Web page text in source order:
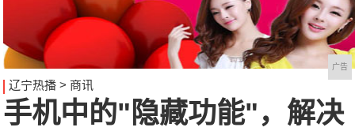
广告
辽宁热播> 商讯
手机中的"隐藏功能"，解决